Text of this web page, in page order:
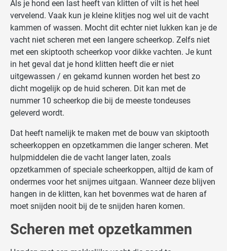
Als je hond een last heeft van klitten of vilt is het heel
vervelend. Vaak kun je kleine klitjes nog wel uit de vacht
kammen of wassen. Mocht dit echter niet lukken kan je de
vacht niet scheren met een langere scheerkop. Zelfs niet
met een skiptooth scheerkop voor dikke vachten. Je kunt
in het geval dat je hond klitten heeft die er niet
uitgewassen / en gekamd kunnen worden het best zo
dicht mogelijk op de huid scheren. Dit kan met de
nummer 10 scheerkop die bij de meeste tondeuses
geleverd wordt.
Dat heeft namelijk te maken met de bouw van skiptooth
scheerkoppen en opzetkammen die langer scheren. Met
hulpmiddelen die de vacht langer laten, zoals
opzetkammen of speciale scheerkoppen, altijd de kam of
ondermes voor het snijmes uitgaan. Wanneer deze blijven
hangen in de klitten, kan het bovenmes wat de haren af
moet snijden nooit bij de te snijden haren komen.
Scheren met opzetkammen